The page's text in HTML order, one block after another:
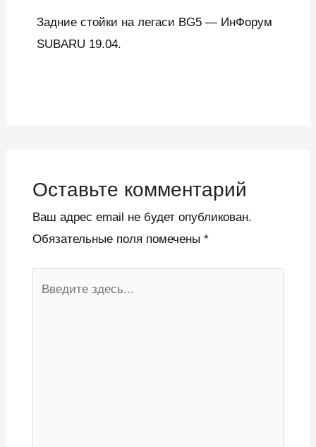
Задние стойки на легаси BG5 — ИнФорум
SUBARU 19.04.
Оставьте комментарий
Ваш адрес email не будет опубликован.
Обязательные поля помечены *